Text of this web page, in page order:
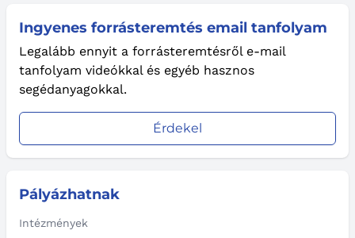
Ingyenes forrásteremtés email tanfolyam
Legalább ennyit a forrásteremtésről e-mail
tanfolyam videókkal és egyéb hasznos
segédanyagokkal.
Érdekel
Pályázhatnak
Intézmények